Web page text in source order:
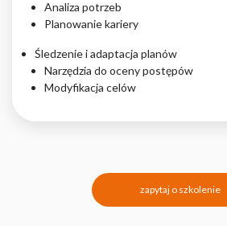
Analiza potrzeb
Planowanie kariery
Śledzenie i adaptacja planów
Narzędzia do oceny postępów
Modyfikacja celów
zapytaj o szkolenie